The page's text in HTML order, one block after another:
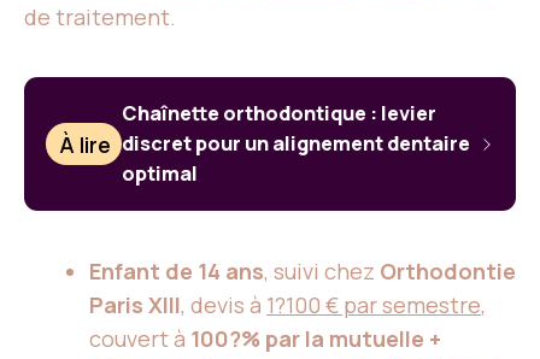
de traitement.
À lire
Chaînette orthodontique : levier
discret pour un alignement dentaire
optimal
Enfant de 14 ans, suivi chez Orthodontie
Paris XIII, devis à 1?100 € par semestre,
couvert à 100?% par la mutuelle +